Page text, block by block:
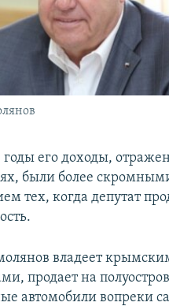
его доходы,
были более
тех, когда депутат
владеет
продает на
автомобили вопреки